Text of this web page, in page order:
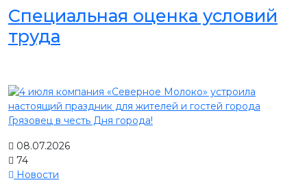
Специальная оценка условий
труда
08.07.2026
74
Новости